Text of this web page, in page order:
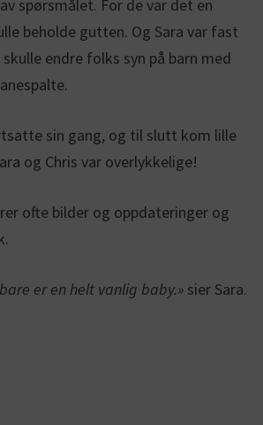
spørsmålet. For de var det en
beholde gutten. Og Sara var fast
endre folks syn på barn med
sin gang, og til slutt kom lille
og Chris var overlykkelige!
ofte bilder og oppdateringer og
er en helt vanlig baby.»sier Sara.